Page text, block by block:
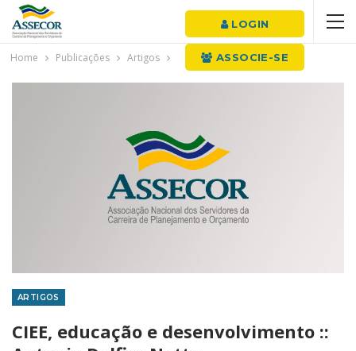
LOGIN
ASSOCIE-SE
Home Publicações Artigos
ARTIGOS
CIEE, educação e desenvolvimento ::